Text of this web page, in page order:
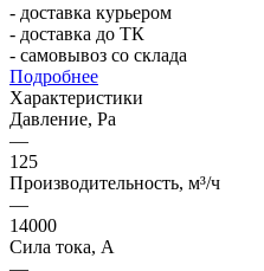
- доставка курьером
- доставка до ТК
- самовывоз со склада
Подробнее
Характеристики
Давление, Pa
—
125
Производительность, м³/ч
—
14000
Сила тока, А